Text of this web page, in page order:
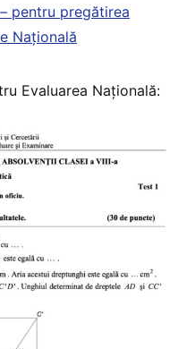
pentru pregătirea
Națională
Evaluarea Națională: